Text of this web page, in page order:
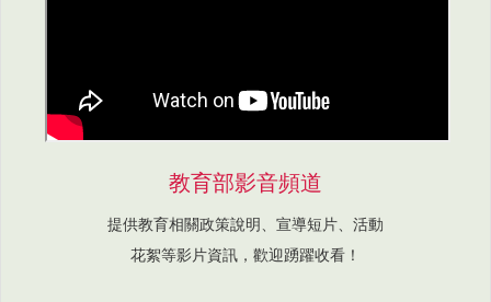
教育部影音頻道
提供教育相關政策說明、宣導短片、活動
花絮等影片資訊，歡迎踴躍收看！